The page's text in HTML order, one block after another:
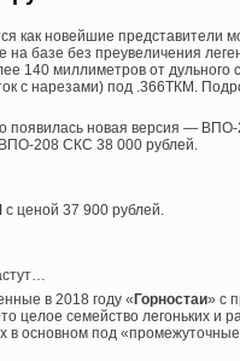
как новейшие представители
на базе без преувеличения
140 миллиметров от
с нарезами) под .366ТКМ.
появилась новая версия —
208 СКС 38 000 рублей.
с ценой 37 900 рублей.
в 2018 году « Горностаи» с
целое семейство легоньких и
в основном под